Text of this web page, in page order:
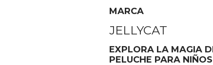
MARCA
JELLYCAT
EXPLORA LA MAGIA
PELUCHE PARA NIÑOS